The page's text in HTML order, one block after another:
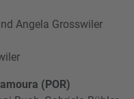
Angela Grosswiler
(POR)